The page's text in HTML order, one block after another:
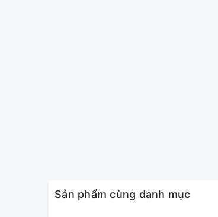
Sản phẩm cùng danh mục